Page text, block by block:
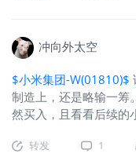
冲向外太空
$小米集团-W(01810)$
制造上，还是略输一筹
然买入，且看看后续的
转发 1